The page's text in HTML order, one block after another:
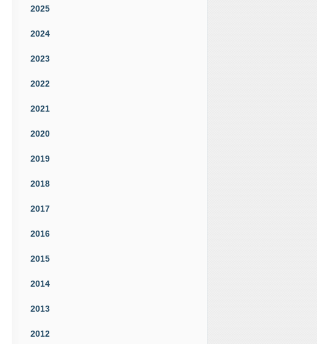
2025
2024
2023
2022
2021
2020
2019
2018
2017
2016
2015
2014
2013
2012